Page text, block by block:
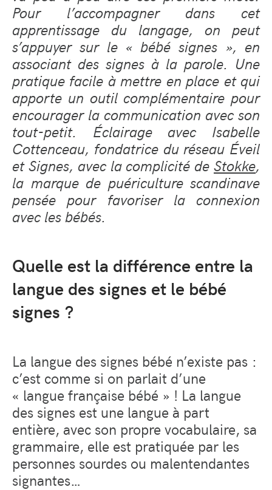
Pour l’accompagner dans cet
apprentissage du langage, on peut
s’appuyer sur le « bébé signes », en
associant des signes à la parole. Une
pratique facile à mettre en place et qui
apporte un outil complémentaire pour
encourager la communication avec son
tout-petit. Éclairage avec Isabelle
Cottenceau, fondatrice du réseau Éveil
et Signes, avec la complicité de Stokke,
la marque de puériculture scandinave
pensée pour favoriser la connexion
avec les bébés.
Quelle est la différence entre la
langue des signes et le bébé
signes ?
La langue des signes bébé n’existe pas :
c’est comme si on parlait d’une
« langue française bébé » ! La langue
des signes est une langue à part
entière, avec son propre vocabulaire, sa
grammaire, elle est pratiquée par les
personnes sourdes ou malentendantes
signantes…